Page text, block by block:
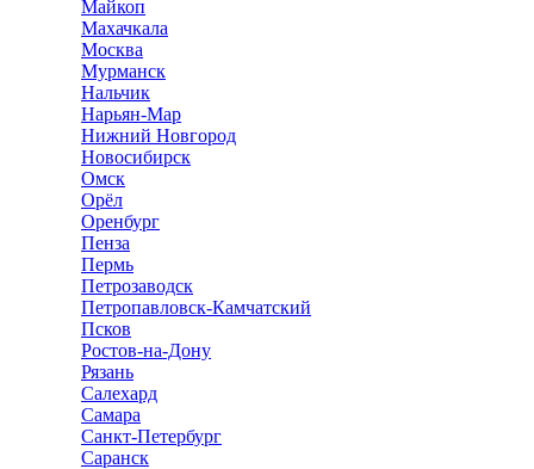
Майкоп
Махачкала
Москва
Мурманск
Нальчик
Нарьян-Мар
Нижний Новгород
Новосибирск
Омск
Орёл
Оренбург
Пенза
Пермь
Петрозаводск
Петропавловск-Камчатский
Псков
Ростов-на-Дону
Рязань
Салехард
Самара
Санкт-Петербург
Саранск